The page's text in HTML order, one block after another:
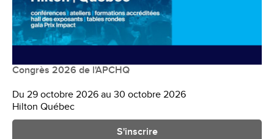
Congrès 2026 de l'APCHQ
Du 29 octobre 2026 au 30 octobre 2026
Hilton Québec
S'inscrire